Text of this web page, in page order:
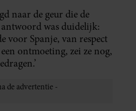
naar de geur die de
was duidelijk:
voor Spanje, van respect
ontmoeting, zei ze nog,